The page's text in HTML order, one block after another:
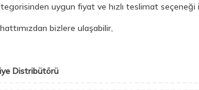
uygun fiyat ve hızlı teslimat seçeneği
bizlere ulaşabilir,
Distribütörü